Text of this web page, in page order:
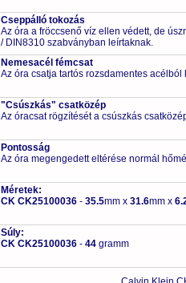
Cseppálló tokozás
Az óra a fröccsenő víz ellen védett, de
/ DIN8310 szabványban leírtaknak.
Nemesacél fémcsat
Az óra csatja tartós rozsdamentes acélból
"Csúszkás" csatközép
Az óracsat rögzítését a csúszkás
Pontosság
Az óra megengedett eltérése normál
Méretek:
CK CK25100036- 35.5mm x 31.6mm x
Súly:
CK CK25100036- 44 gramm